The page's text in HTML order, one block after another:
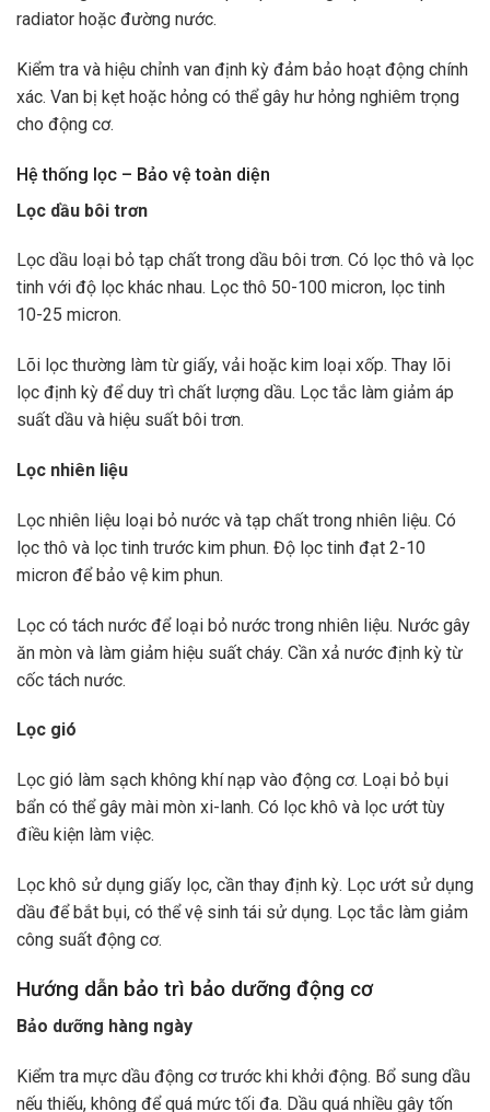
radiator hoặc đường nước.
Kiểm tra và hiệu chỉnh van định kỳ đảm bảo hoạt động chính
xác. Van bị kẹt hoặc hỏng có thể gây hư hỏng nghiêm trọng
cho động cơ.
Hệ thống lọc – Bảo vệ toàn diện
Lọc dầu bôi trơn
Lọc dầu loại bỏ tạp chất trong dầu bôi trơn. Có lọc thô và lọc
tinh với độ lọc khác nhau. Lọc thô 50-100 micron, lọc tinh
10-25 micron.
Lõi lọc thường làm từ giấy, vải hoặc kim loại xốp. Thay lõi
lọc định kỳ để duy trì chất lượng dầu. Lọc tắc làm giảm áp
suất dầu và hiệu suất bôi trơn.
Lọc nhiên liệu
Lọc nhiên liệu loại bỏ nước và tạp chất trong nhiên liệu. Có
lọc thô và lọc tinh trước kim phun. Độ lọc tinh đạt 2-10
micron để bảo vệ kim phun.
Lọc có tách nước để loại bỏ nước trong nhiên liệu. Nước gây
ăn mòn và làm giảm hiệu suất cháy. Cần xả nước định kỳ từ
cốc tách nước.
Lọc gió
Lọc gió làm sạch không khí nạp vào động cơ. Loại bỏ bụi
bẩn có thể gây mài mòn xi-lanh. Có lọc khô và lọc ướt tùy
điều kiện làm việc.
Lọc khô sử dụng giấy lọc, cần thay định kỳ. Lọc ướt sử dụng
dầu để bắt bụi, có thể vệ sinh tái sử dụng. Lọc tắc làm giảm
công suất động cơ.
Hướng dẫn bảo trì bảo dưỡng động cơ
Bảo dưỡng hàng ngày
Kiểm tra mực dầu động cơ trước khi khởi động. Bổ sung dầu
nếu thiếu, không để quá mức tối đa. Dầu quá nhiều gây tốn